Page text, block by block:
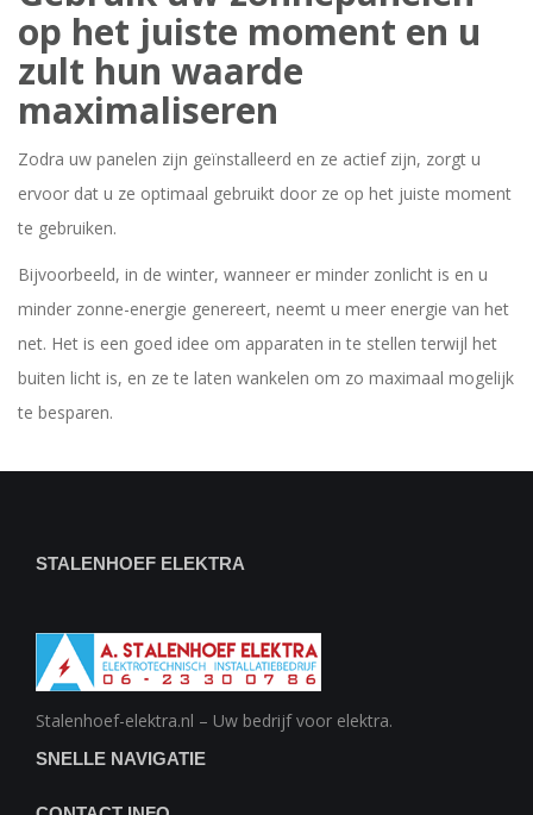
op het juiste moment en u
zult hun waarde
maximaliseren
Zodra uw panelen zijn geïnstalleerd en ze actief zijn, zorgt u
ervoor dat u ze optimaal gebruikt door ze op het juiste moment
te gebruiken.
Bijvoorbeeld, in de winter, wanneer er minder zonlicht is en u
minder zonne-energie genereert, neemt u meer energie van het
net. Het is een goed idee om apparaten in te stellen terwijl het
buiten licht is, en ze te laten wankelen om zo maximaal mogelijk
te besparen.
STALENHOEF ELEKTRA
Stalenhoef-elektra.nl – Uw bedrijf voor elektra.
SNELLE NAVIGATIE